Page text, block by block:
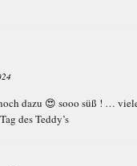
dazu 😍 sooo süß ! …
des Teddy’s